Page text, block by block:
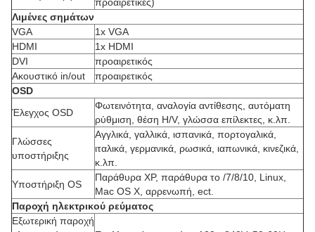
Λιμένες σημάτων
VGA
1x VGA
HDMI
1x HDMI
DVI
προαιρετικός
Ακουστικό in/out
προαιρετικός
OSD
Έλεγχος OSD
Φωτεινότητα, αναλογία αντίθεσης, αυτόματη
ρύθμιση, θέση H/V, γλώσσα επίλεκτες, κ.λπ.
Γλώσσες
υποστήριξης
Αγγλικά, γαλλικά, ισπανικά, πορτογαλικά,
ιταλικά, γερμανικά, ρωσικά, ιαπωνικά, κινεζικά,
κ.λπ.
Υποστήριξη OS
Παράθυρα XP, παράθυρα το /7/8/10, Linux,
Mac OS Χ, αρρενωπή, ect.
Παροχή ηλεκτρικού ρεύματος
Εξωτερική παροχή